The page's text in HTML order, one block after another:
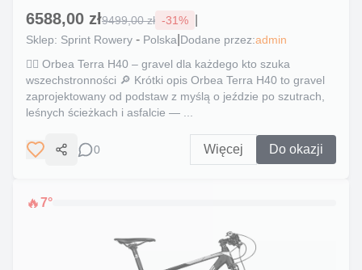
6588,00 zł9499,00 zł -31%
Sklep: Sprint Rowery - Polska Dodane przez:admin
🚵‍♂️ Orbea Terra H40 – gravel dla każdego kto szuka
wszechstronności 🔎 Krótki opis Orbea Terra H40 to gravel
zaprojektowany od podstaw z myślą o jeździe po szutrach,
leśnych ścieżkach i asfalcie — ...
Udostępnij
0 Więcej Do okazji
🔥7°